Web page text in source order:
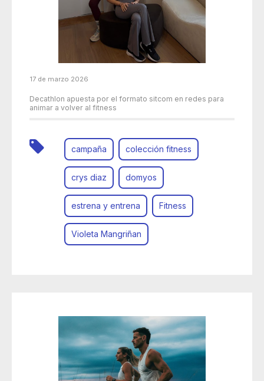
17 de marzo 2026
Decathlon apuesta por el formato sitcom en redes para
animar a volver al fitness
campaña colección fitness
crys diaz domyos
estrena y entrena Fitness
Violeta Mangriñan